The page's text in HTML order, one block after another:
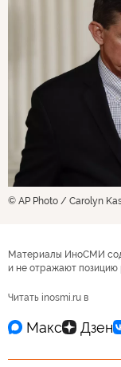
© AP Photo / Carolyn
Материалы ИноСМИ
и не отражают
Читать inosmi.ru в